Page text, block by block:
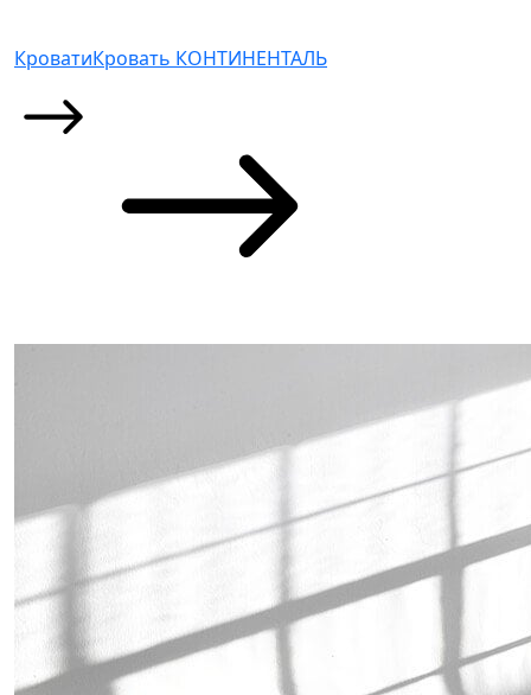
КроватиКровать КОНТИНЕНТАЛЬ